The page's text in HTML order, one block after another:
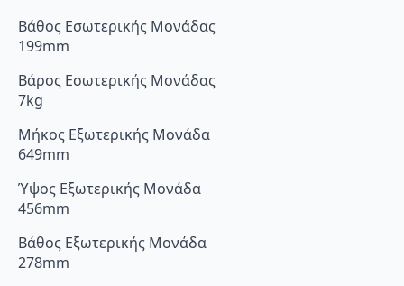
Βάθος Εσωτερικής Μονάδας
199mm
Βάρος Εσωτερικής Μονάδας
7kg
Μήκος Εξωτερικής Μονάδα
649mm
Ύψος Εξωτερικής Μονάδα
456mm
Βάθος Εξωτερικής Μονάδα
278mm